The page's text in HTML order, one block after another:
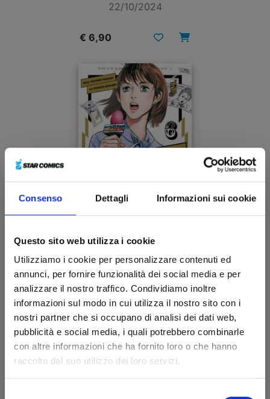
Consenso Dettagli Informazioni sui cookie
Questo sito web utilizza i cookie
Utilizziamo i cookie per personalizzare contenuti ed
annunci, per fornire funzionalità dei social media e per
analizzare il nostro traffico. Condividiamo inoltre
informazioni sul modo in cui utilizza il nostro sito con i
nostri partner che si occupano di analisi dei dati web,
pubblicità e social media, i quali potrebbero combinarle
con altre informazioni che ha fornito loro o che hanno
raccolto dal suo utilizzo dei loro servizi.
22/10/2024
€ 6,90
TRILLION GAME n. 6
14/05/2024
€ 6,90